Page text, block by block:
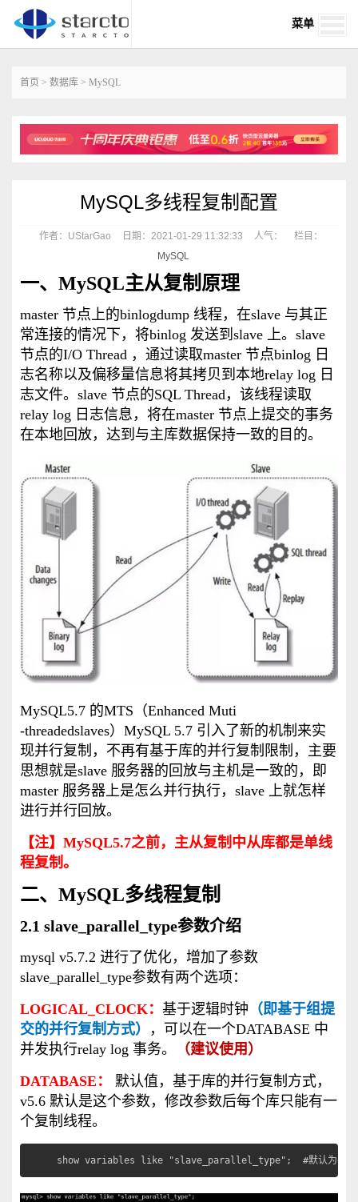
菜单
首页 > 数据库 > MySQL
MySQL多线程复制配置
作者：UStarGao 日期：2021-01-29 11:32:33 人气：
栏目：
MySQL
一、MySQL主从复制原理
master 节点上的binlogdump 线程，在slave 与其正
常连接的情况下，将binlog 发送到slave 上。slave
节点的I/O Thread ，通过读取master 节点binlog 日
志名称以及偏移量信息将其拷贝到本地relay log 日
志文件。slave 节点的SQL Thread，该线程读取
relay log 日志信息，将在master 节点上提交的事务
在本地回放，达到与主库数据保持一致的目的。
MySQL5.7 的MTS（Enhanced Muti
‐threadedslaves）MySQL 5.7 引入了新的机制来实
现并行复制，不再有基于库的并行复制限制，主要
思想就是slave 服务器的回放与主机是一致的，即
master 服务器上是怎么并行执行，slave 上就怎样
进行并行回放。
【注】MySQL5.7之前，主从复制中从库都是单线
程复制。
二、MySQL多线程复制
2.1 slave_parallel_type参数介绍
mysql v5.7.2 进行了优化，增加了参数
slave_parallel_type参数有两个选项：
LOGICAL_CLOCK： 基于逻辑时钟 （即基于组提
交的并行复制方式）
，可以在一个DATABASE 中
并发执行relay log 事务。
（建议使用）
DATABASE：
默认值，基于库的并行复制方式，
v5.6 默认是这个参数，修改参数后每个库只能有一
个复制线程。
show variables like "slave_parallel_type";  #默认为